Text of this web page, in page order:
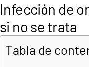
Infección de
si no se trata
Tabla de